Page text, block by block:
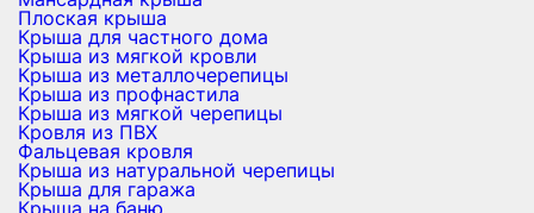
Плоская крыша
Крыша для частного дома
Крыша из мягкой кровли
Крыша из металлочерепицы
Крыша из профнастила
Крыша из мягкой черепицы
Кровля из ПВХ
Фальцевая кровля
Крыша из натуральной черепицы
Крыша для гаража
Крыша на баню